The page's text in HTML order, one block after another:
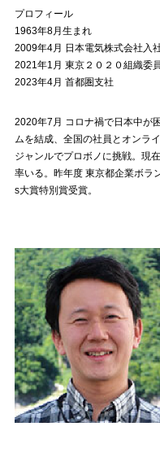
プロフィール
1963年8月生まれ
2009年4月 日本電気株式会社入
2021年1月 東京２０２０組織委
2023年4月 首都圏支社
2020年7月 コロナ禍で日本中が
ムを結成、全国の社員とオンラ
ジャンルでプロボノに挑戦。現
率いる。昨年度 東京都企業ボラ
s大賞特別賞受賞。